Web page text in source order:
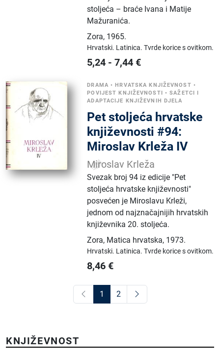
stoljeća – braće Ivana i Matije
Mažuranića.
Zora, 1965.
Hrvatski. Latinica.Tvrde korice s ovitkom.
5,24 -7,44 €
DRAMA • HRVATSKA KNJIŽEVNOST •
POVIJEST KNJIŽEVNOSTI
•SAŽETCI I
ADAPTACIJE KNJIŽEVNIH DJELA
Pet stoljeća hrvatske
književnosti #94:
Miroslav Krleža IV
Miroslav Krleža
Svezak broj 94 iz edicije "Pet
stoljeća hrvatske književnosti"
posvećen je Miroslavu Krleži,
jednom od najznačajnijih hrvatskih
književnika 20. stoljeća.
Zora, Matica hrvatska, 1973.
Hrvatski. Latinica.Tvrde korice s ovitkom.
8,46 €
1 2
KNJIŽEVNOST